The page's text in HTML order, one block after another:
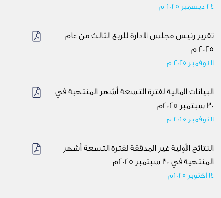
24 ديسمبر 2025 م
تقرير رئيس مجلس الإدارة للربع الثالث من عام
2025 م
11 نوفمبر 2025 م
البيانات المالية لفترة التسعة أشهر المنتهية في
30 سبتمبر 2025م
11 نوفمبر 2025 م
النتائج الأولية غير المدققة لفترة التسعة أشهر
المنتهية في 30 سبتمبر 2025م
14 أكتوبر 2025م